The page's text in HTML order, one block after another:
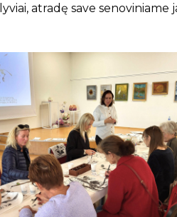
atradę save senoviniame